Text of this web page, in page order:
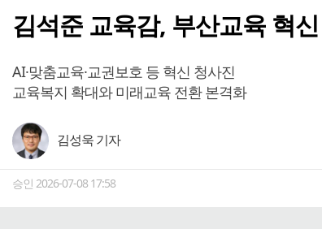
김석준 교육감, 부산교육 혁
AI·맞춤교육·교권보호 등 혁신 청사진
교육복지 확대와 미래교육 전환 본격화
김성욱 기자
승인 2026-07-08 17:58